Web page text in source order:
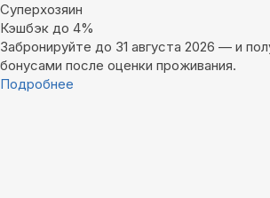
Суперхозяин
Кэшбэк до 4%
Забронируйте до 31 августа 2026 — и
бонусами после оценки проживания.
Подробнее